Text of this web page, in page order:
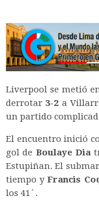
Liverpool se metió
derrotar3-2 a
un partido
El encuentro inició
gol de Boulaye Dia
Estupiñan. El
tiempo yFrancis
los 41´.